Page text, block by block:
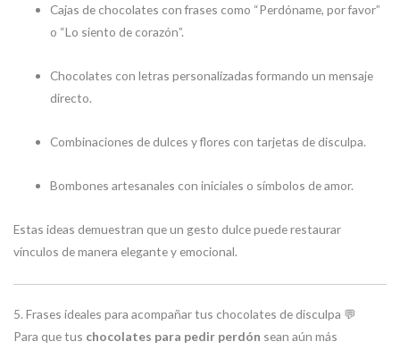
Cajas de chocolates con frases como “Perdóname, por favor”
o “Lo siento de corazón”.
Chocolates con letras personalizadas formando un mensaje
directo.
Combinaciones de dulces y flores con tarjetas de disculpa.
Bombones artesanales con iniciales o símbolos de amor.
Estas ideas demuestran que un gesto dulce puede restaurar
vínculos de manera elegante y emocional.
5. Frases ideales para acompañar tus chocolates de disculpa 💬
Para que tus chocolates para pedir perdón sean aún más